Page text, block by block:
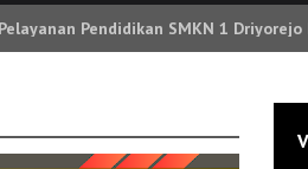
Pendidikan SMKN 1 Driyorejo